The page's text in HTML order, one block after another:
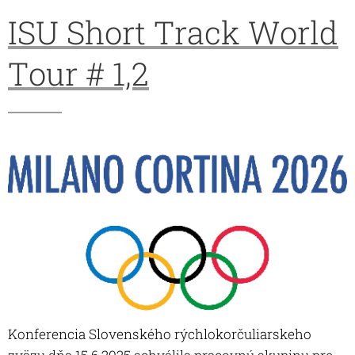
ISU Short Track World
Tour # 1,2
Konferencia Slovenského rýchlokorčuliarskeho